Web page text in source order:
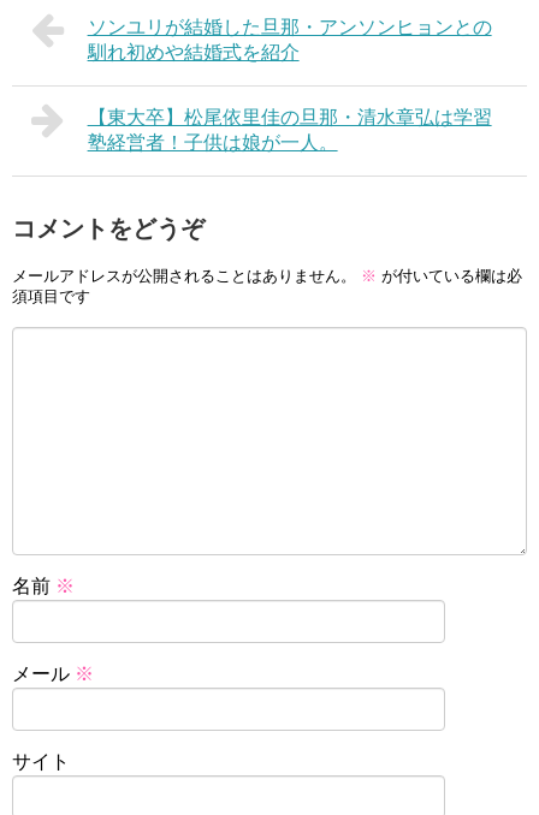
ソンユリが結婚した旦那・アンソンヒョンとの
馴れ初めや結婚式を紹介
【東大卒】松尾依里佳の旦那・清水章弘は学習
塾経営者！子供は娘が一人。
コメントをどうぞ
メールアドレスが公開されることはありません。 ※ が付いている欄は必
須項目です
名前 ※
メール ※
サイト